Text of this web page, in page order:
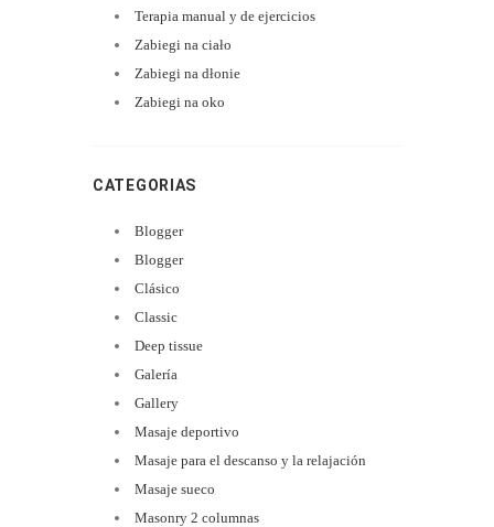
Terapia manual y de ejercicios
Zabiegi na ciało
Zabiegi na dłonie
Zabiegi na oko
CATEGORIAS
Blogger
Blogger
Clásico
Classic
Deep tissue
Galería
Gallery
Masaje deportivo
Masaje para el descanso y la relajación
Masaje sueco
Masonry 2 columnas